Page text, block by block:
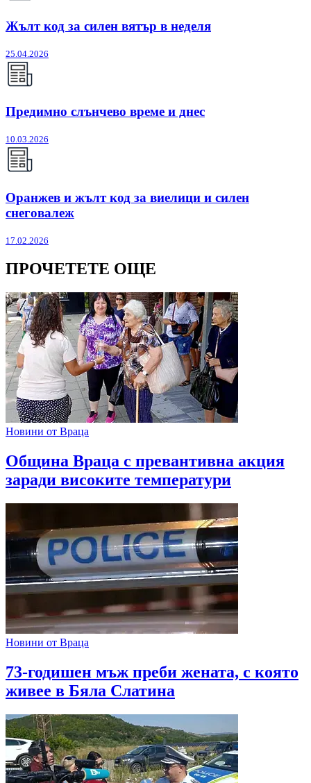
Жълт код за силен вятър в неделя
25.04.2026
Предимно слънчево време и днес
10.03.2026
Оранжев и жълт код за виелици и силен
снеговалеж
17.02.2026
ПРОЧЕТЕТЕ ОЩЕ
Новини от Враца
Община Враца с превантивна акция
заради високите температури
Новини от Враца
73-годишен мъж преби жената, с която
живее в Бяла Слатина